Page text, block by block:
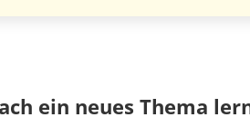
ein neues Thema